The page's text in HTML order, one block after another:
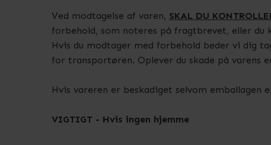
Ved modtagelse af varen, SKAL DU
forbehold, som noteres på fragtbrevet, eller du
Hvis du modtager med forbehold beder vi dig
for transportøren. Oplever du skade på varens
Hvis vareren er beskadiget selvom emballagen
VIGTIGT - Hvis ingen hjemme